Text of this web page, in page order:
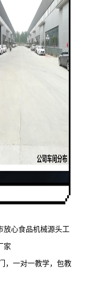
放心食品机械源头工
家
，一对一教学，包教